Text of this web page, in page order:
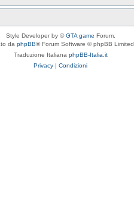
Style Developer by ©GTA game Forum.
da phpBB® Forum Software © phpBB Limited
Traduzione Italiana phpBB-Italia.it
Privacy | Condizioni